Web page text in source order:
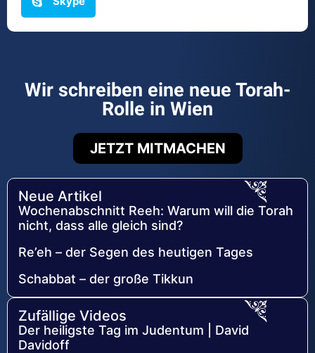
Wir schreiben eine neue Torah-
Rolle in Wien
JETZT MITMACHEN
Neue Artikel
Wochenabschnitt Reeh: Warum will die Torah
nicht, dass alle gleich sind?
Re’eh – der Segen des heutigen Tages
Schabbat – der große Tikkun
Zufällige Videos
Der heiligste Tag im Judentum | David
Davidoff